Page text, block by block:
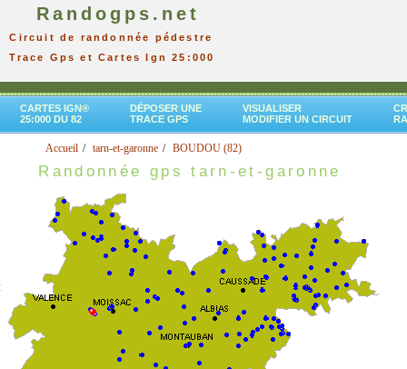
Randogps.net
Circuit de randonnée pédestre
Trace Gps et Cartes Ign 25:000
CARTES IGN®
25:000 DU 82
DÉPOSER UNE
TRACE GPS
VISUALISER
MODIFIER UN CIRCUIT
Accueil tarn-et-garonne BOUDOU (82)
Randonnée gps tarn-et-garonne